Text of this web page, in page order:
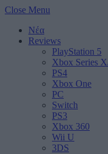
Close Menu
Νέα
Reviews
PlayStation 5
Xbox Series
PS4
Xbox One
PC
Switch
PS3
Xbox 360
Wii U
3DS